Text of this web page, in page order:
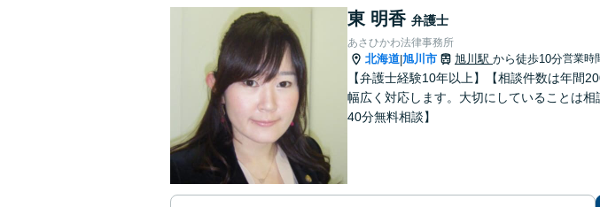
東 明香 弁護士
あさひかわ法律事務所
北海道|旭川市 旭川駅 から徒歩10分営業時
【弁護士経験10年以上】【相談件数は年間
幅広く対応します。大切にしていることは
40分無料相談】